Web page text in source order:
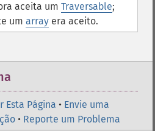
aceita um Traversable;
um array era aceito.
Esta Página • Envie uma
• Reporte um Problema